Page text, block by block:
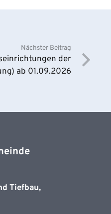
Nächster Beitrag
der
ab 01.09.2026
Tiefbau,